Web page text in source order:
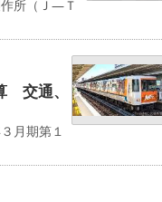
所（Ｊ―Ｔ
交通、
月期第１